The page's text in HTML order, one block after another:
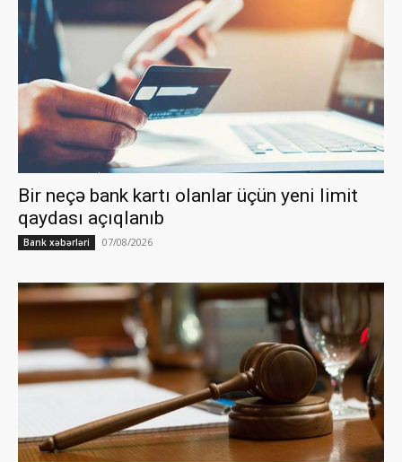
Bir neçə bank kartı olanlar üçün yeni limit
qaydası açıqlanıb
Bank xəbərləri 07/08/2026